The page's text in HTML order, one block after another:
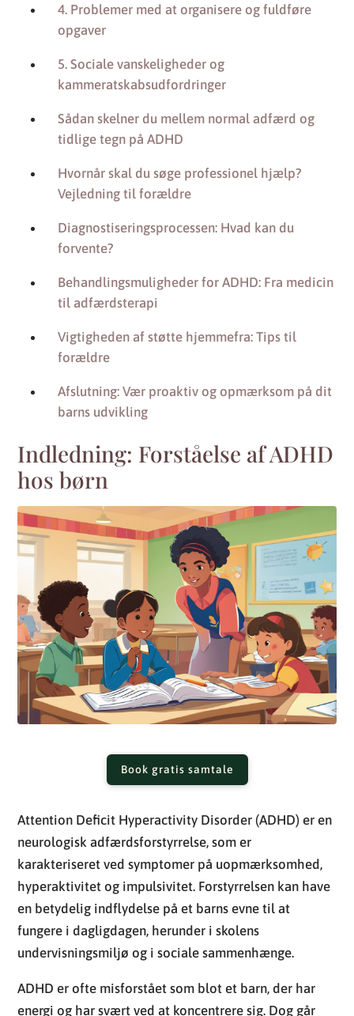
4. Problemer med at organisere og fuldføre
opgaver
5. Sociale vanskeligheder og
kammeratskabsudfordringer
Sådan skelner du mellem normal adfærd og
tidlige tegn på ADHD
Hvornår skal du søge professionel hjælp?
Vejledning til forældre
Diagnostiseringsprocessen: Hvad kan du
forvente?
Behandlingsmuligheder for ADHD: Fra medicin
til adfærdsterapi
Vigtigheden af støtte hjemmefra: Tips til
forældre
Afslutning: Vær proaktiv og opmærksom på dit
barns udvikling
Indledning: Forståelse af ADHD
hos børn
Book gratis samtale
Attention Deficit Hyperactivity Disorder (ADHD) er en
neurologisk adfærdsforstyrrelse, som er
karakteriseret ved symptomer på uopmærksomhed,
hyperaktivitet og impulsivitet. Forstyrrelsen kan have
en betydelig indflydelse på et barns evne til at
fungere i dagligdagen, herunder i skolens
undervisningsmiljø og i sociale sammenhænge.
ADHD er ofte misforstået som blot et barn, der har
energi og har svært ved at koncentrere sig. Dog går